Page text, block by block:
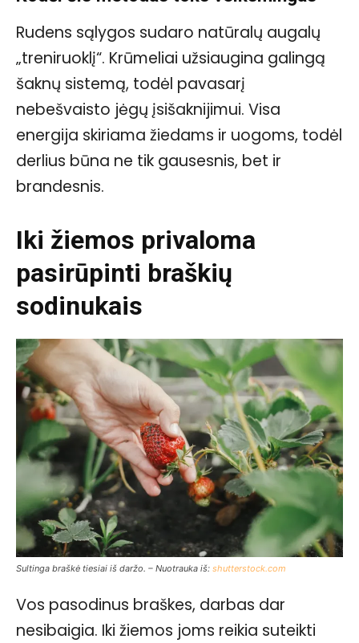
Rudens sąlygos sudaro natūralų augalų
„treniruoklį“. Krūmeliai užsiaugina galingą
šaknų sistemą, todėl pavasarį
nebešvaisto jėgų įsišaknijimui. Visa
energija skiriama žiedams ir uogoms, todėl
derlius būna ne tik gausesnis, bet ir
brandesnis.
Iki žiemos privaloma
pasirūpinti braškių
sodinukais
Sultinga braškė tiesiai iš daržo. – Nuotrauka iš: shutterstock.com
Vos pasodinus braškes, darbas dar
nesibaigia. Iki žiemos joms reikia suteikti